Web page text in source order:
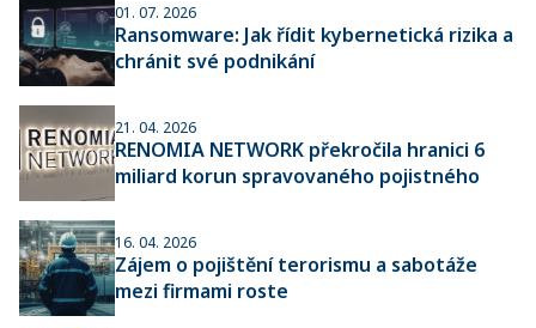
01. 07. 2026
Ransomware: Jak řídit kybernetická rizika a
chránit své podnikání
21. 04. 2026
RENOMIA NETWORK překročila hranici 6
miliard korun spravovaného pojistného
16. 04. 2026
Zájem o pojištění terorismu a sabotáže
mezi firmami roste